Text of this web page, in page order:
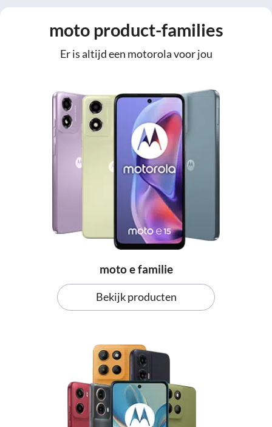
moto product-families
Er is altijd een motorola voor jou
moto e familie
Bekijk producten